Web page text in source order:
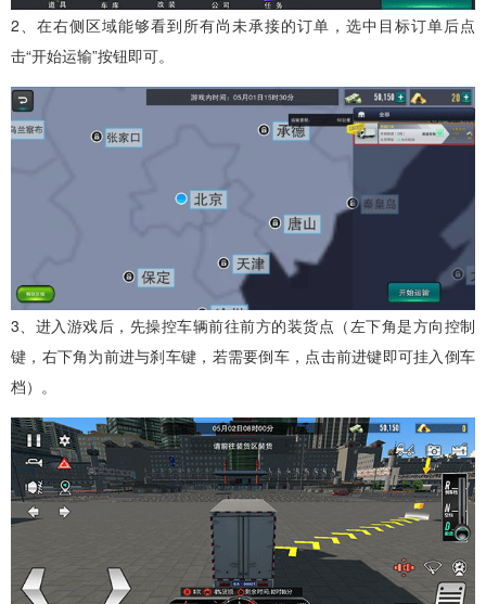
2、在右侧区域能够看到所有尚未承接的订单，选中目标订单后点
击“开始运输”按钮即可。
3、进入游戏后，先操控车辆前往前方的装货点（左下角是方向控制
键，右下角为前进与刹车键，若需要倒车，点击前进键即可挂入倒车
档）。